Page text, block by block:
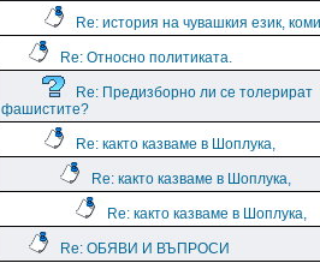
Re: история на чувашкия език,
Re: Относно политиката.
Re: Предизборно ли се толерират
фашистите?
Re: както казваме в Шоплука,
Re: както казваме в Шоплука,
Re: както казваме в Шоплука,
Re: ОБЯВИ И ВЪПРОСИ